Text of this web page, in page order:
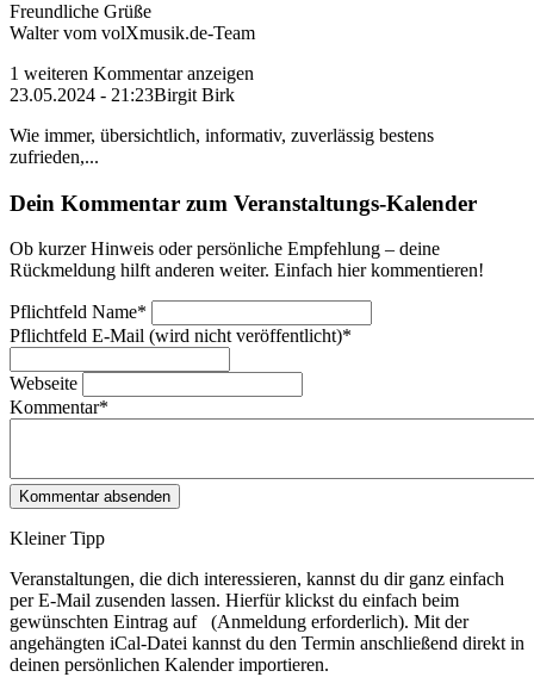
Freundliche Grüße
Walter vom volXmusik.de-Team
1 weiteren Kommentar anzeigen
23.05.2024 - 21:23Birgit Birk
Wie immer, übersichtlich, informativ, zuverlässig bestens
zufrieden,...
Dein Kommentar zum Veranstaltungs-Kalender
Ob kurzer Hinweis oder persönliche Empfehlung – deine
Rückmeldung hilft anderen weiter. Einfach hier kommentieren!
Pflichtfeld Name*
Pflichtfeld E-Mail (wird nicht veröffentlicht)*
Webseite
Kommentar*
Kleiner Tipp
Veranstaltungen, die dich interessieren, kannst du dir ganz einfach
per E‑Mail zusenden lassen. Hierfür klickst du einfach beim
gewünschten Eintrag auf
(Anmeldung erforderlich). Mit der
angehängten iCal-Datei kannst du den Termin anschließend direkt in
deinen persönlichen Kalender importieren.